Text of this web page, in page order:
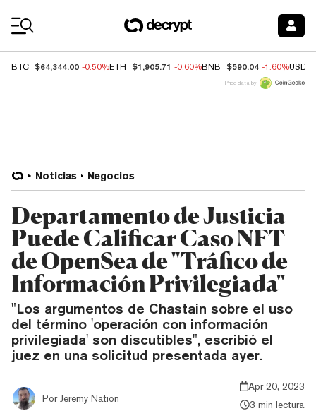
BTC $64,344.00 -0.50%ETH $1,905.71 -0.60%BNB $590.04 -1.60%USDC
Price data by
Noticias Negocios
Departamento de Justicia
Puede Calificar Caso NFT
de OpenSea de "Tráfico de
Información Privilegiada"
"Los argumentos de Chastain sobre el uso
del término 'operación con información
privilegiada' son discutibles", escribió el
juez en una solicitud presentada ayer.
Por Jeremy Nation
Apr 20, 2023
3 min lectura